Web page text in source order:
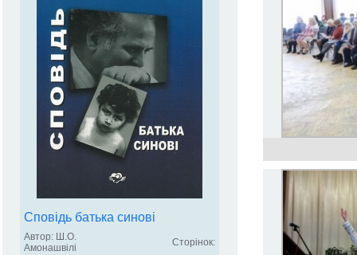
Сповідь батька синові
Автор: Ш.О.
Амонашвілі
Сторінок: